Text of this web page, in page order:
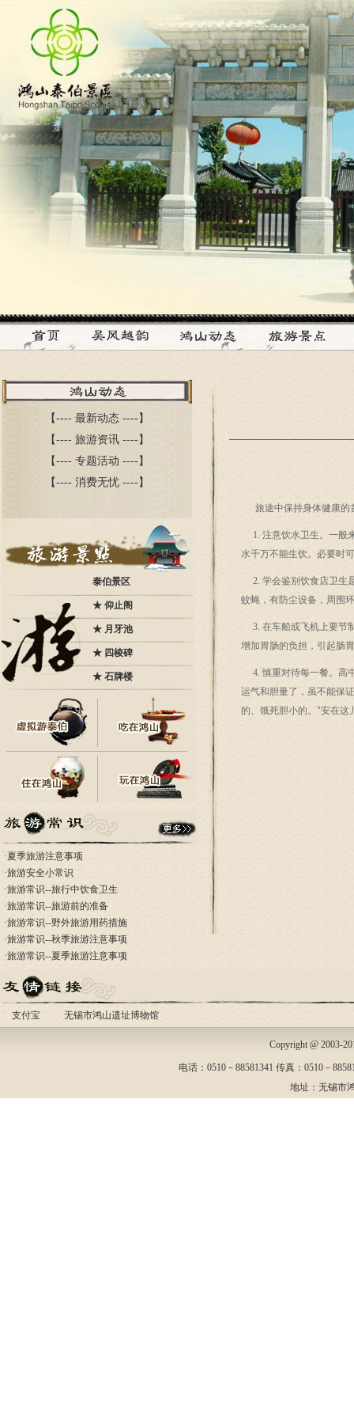
【---- 最新动态 ----】
【---- 旅游资讯 ----】
【---- 专题活动 ----】
【---- 消费无忧 ----】
泰伯景区
★ 仰止阁
★ 月牙池
★ 四棱碑
★ 石牌楼
·夏季旅游注意事项
·旅游安全小常识
·旅游常识--旅行中饮食卫生
·旅游常识--旅游前的准备
·旅游常识--野外旅游用药措施
·旅游常识--秋季旅游注意事项
·旅游常识--夏季旅游注意事项
旅途中保持身体健康的
1. 注意饮水卫生。一般
水千万不能生饮。必要时
2. 学会鉴别饮食店卫生
蚊蝇，有防尘设备，周围
3. 在车船或飞机上要节
增加胃肠的负担，引起肠
4. 慎重对待每一餐。高
运气和胆量了，虽不能保
的、饿死胆小的。"安在这
支付宝 无锡市鸿山遗址博物馆
Copyright @ 2003-
电话：0510－88581341 传真：0510－
地址：无锡市